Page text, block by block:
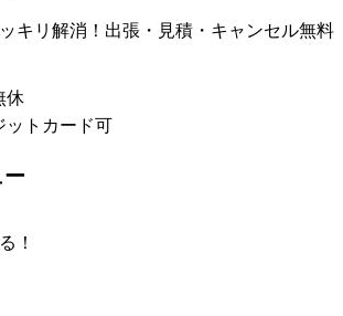
キリ解消！出張・見積・キャンセル無料
休
ットカード可
！